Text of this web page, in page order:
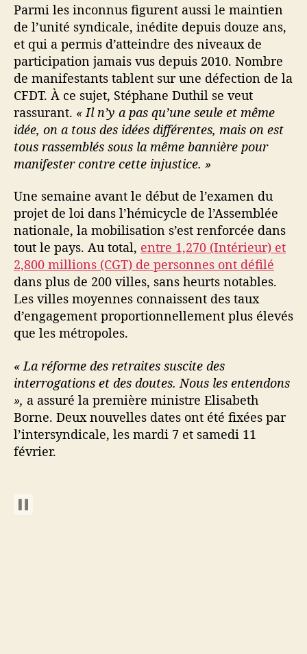
Parmi les inconnus figurent aussi le maintien
de l’unité syndicale, inédite depuis douze ans,
et qui a permis d’atteindre des niveaux de
participation jamais vus depuis 2010. Nombre
de manifestants tablent sur une défection de la
CFDT. À ce sujet, Stéphane Duthil se veut
rassurant. « Il n’y a pas qu’une seule et même
idée, on a tous des idées différentes, mais on est
tous rassemblés sous la même bannière pour
manifester contre cette injustice. »
Une semaine avant le début de l’examen du
projet de loi dans l’hémicycle de l’Assemblée
nationale, la mobilisation s’est renforcée dans
tout le pays. Au total, entre 1,270 (Intérieur) et
2,800 millions (CGT) de personnes ont défilé
dans plus de 200 villes, sans heurts notables.
Les villes moyennes connaissent des taux
d’engagement proportionnellement plus élevés
que les métropoles.
« La réforme des retraites suscite des
interrogations et des doutes. Nous les entendons
», a assuré la première ministre Elisabeth
Borne. Deux nouvelles dates ont été fixées par
l’intersyndicale, les mardi 7 et samedi 11
février.